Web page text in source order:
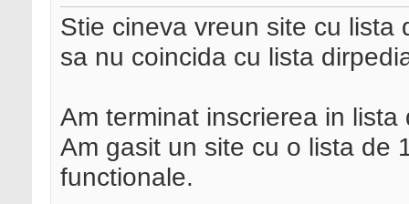
Stie cineva vreun site cu lista
sa nu coincida cu lista
Am terminat inscrierea in
Am gasit un site cu o lista de
functionale.